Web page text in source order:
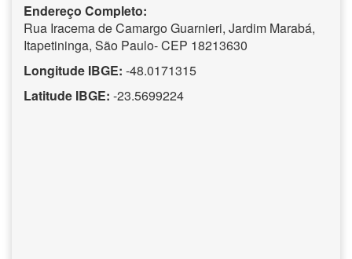
Endereço Completo:
Rua Iracema de Camargo Guarnieri, Jardim Marabá,
Itapetininga, São Paulo- CEP 18213630
Longitude IBGE: -48.0171315
Latitude IBGE: -23.5699224